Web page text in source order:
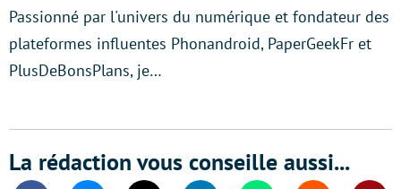
Passionné par l'univers du numérique et fondateur des
plateformes influentes Phonandroid, PaperGeekFr et
PlusDeBonsPlans, je…
La rédaction vous conseille aussi...